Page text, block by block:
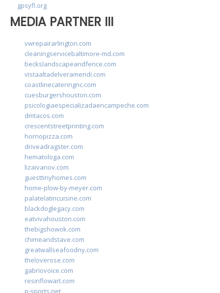
gpsyfl.org
MEDIA PARTNER III
vwrepairarlington.com
cleaningservicebaltimore-md.com
beckslandscapeandfence.com
vistaaltadelveramendi.com
coastlinecateringnc.com
cuesburgershouston.com
psicologiaespecializadaencampeche.com
dmtacos.com
crescentstreetprinting.com
hornopizza.com
driveadragster.com
hematologa.com
lizaivanov.com
guesttinyhomes.com
home-plow-by-meyer.com
palatelatincuisine.com
blackdoglegacy.com
eatvivahouston.com
thebigshowok.com
chimeandstave.com
greatwallseafoodny.com
theloverose.com
gabriovoice.com
resinflowart.com
p-sports.net